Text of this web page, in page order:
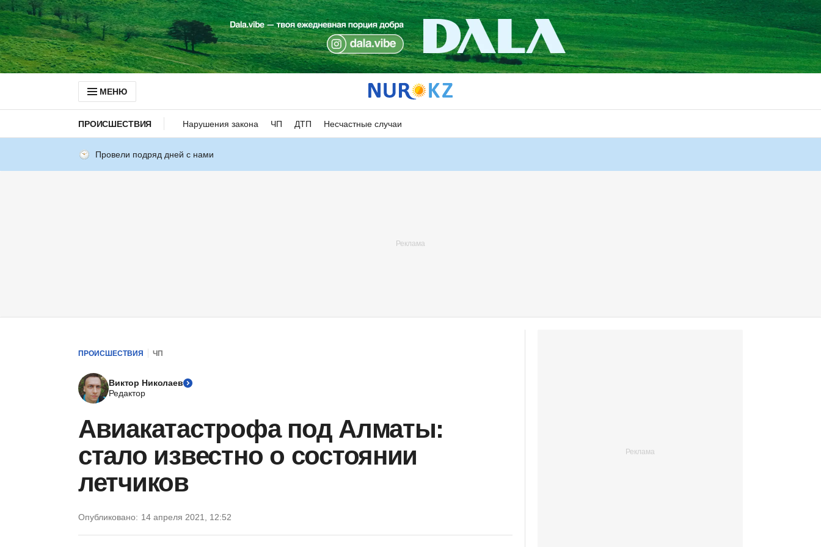
МЕНЮ
ПРОИСШЕСТВИЯ Нарушения закона ЧП ДТП Несчастные случаи
Провели подряд дней с нами
ПРОИСШЕСТВИЯ ЧП
Виктор Николаев
Редактор
Авиакатастрофа под Алматы:
стало известно о состоянии
летчиков
Опубликовано: 14 апреля 2021, 12:52